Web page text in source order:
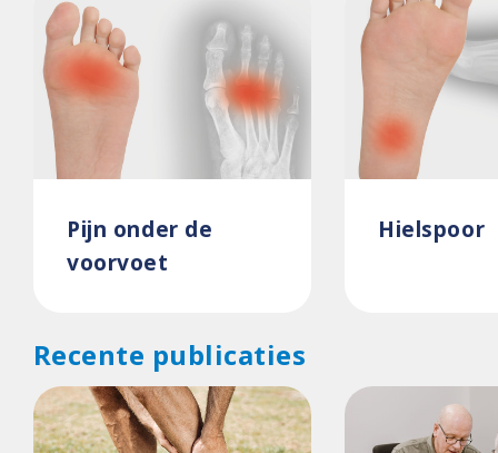
Pijn onder de
voorvoet
Hielspoor
Recente publicaties